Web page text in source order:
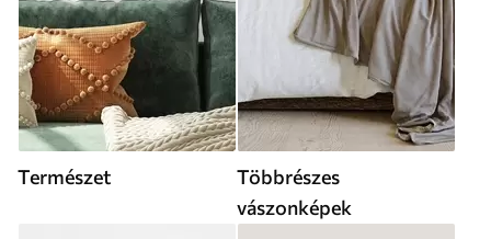
Természet
Többrészes
vászonképek